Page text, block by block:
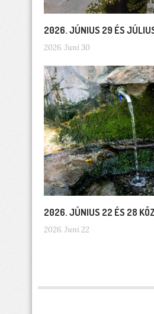
2026. JÚNIUS 29 ÉS
2026. Juni 30
2026. JÚNIUS 22 ÉS 28
2026. Juni 22